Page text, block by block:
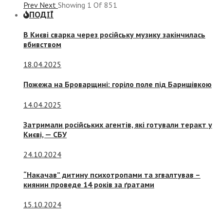
Prev Next Showing 1 Of 851
ПОДІЇ
В Києві сварка через російську музику закінчилась
вбивством
18.04.2025
Пожежа на Броварщині: горіло поле під Баришівкою
14.04.2025
Затримали російських агентів, які готували теракт у
Києві, — СБУ
24.10.2024
“Накачав” дитину психотропами та згвалтував –
киянин проведе 14 років за ґратами
15.10.2024